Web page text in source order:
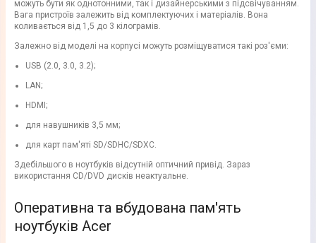
можуть бути як однотонними, так і дизайнерськими з підсвічуванням.
Вага пристроїв залежить від комплектуючих і матеріалів. Вона
коливається від 1,5 до 3 кілограмів.
Залежно від моделі на корпусі можуть розміщуватися такі роз'єми:
USB (2.0, 3.0, 3.2);
LAN;
HDMI;
для навушників 3,5 мм;
для карт пам'яті SD/SDHC/SDXC.
Здебільшого в ноутбуків відсутній оптичний привід. Зараз
використання CD/DVD дисків неактуальне.
Оперативна та вбудована пам'ять
ноутбуків Acer